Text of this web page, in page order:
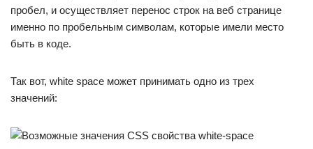
пробел, и осуществляет перенос строк на веб странице
именно по пробельным символам, которые имели место
быть в коде.
Так вот, white space может принимать одно из трех
значений: